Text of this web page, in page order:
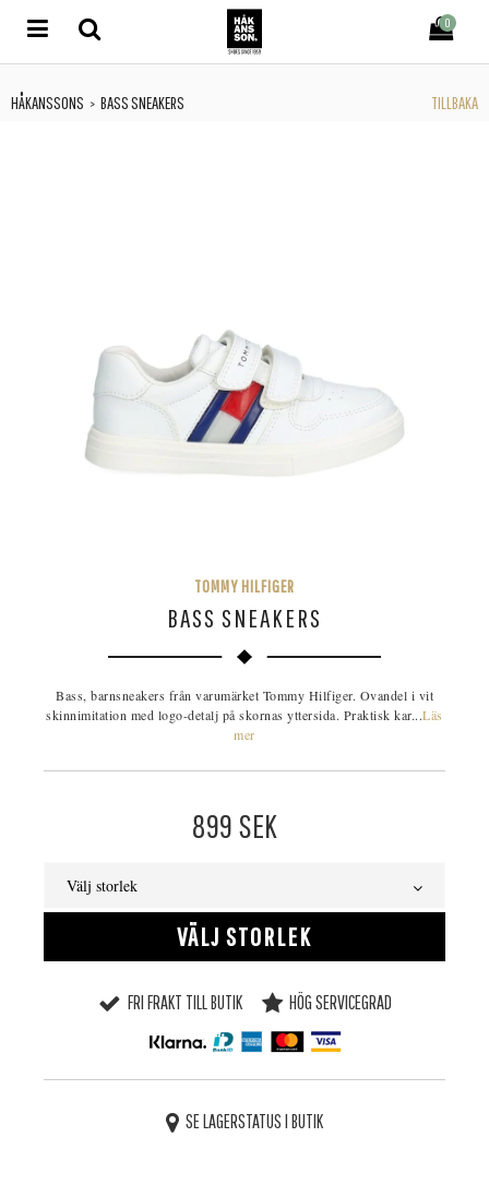
0
HÅKANSSONS > BASS SNEAKERS TILLBAKA
TOMMY HILFIGER
BASS SNEAKERS
Bass, barnsneakers från varumärket Tommy Hilfiger. Ovandel i vit
skinnimitation med logo-detalj på skornas yttersida. Praktisk kar...Läs
mer
899 SEK
Välj storlek
VÄLJ STORLEK
FRI FRAKT TILL BUTIK HÖG SERVICEGRAD
SE LAGERSTATUS I BUTIK